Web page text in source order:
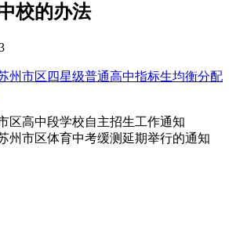
校的办法
苏州市区四星级普通高中指标生均衡分配
区高中段学校自主招生工作通知
州市区体育中考缓测延期举行的通知